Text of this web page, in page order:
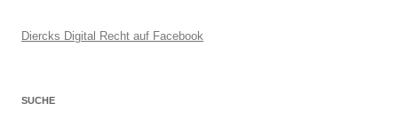
Diercks Digital Recht auf Facebook
SUCHE